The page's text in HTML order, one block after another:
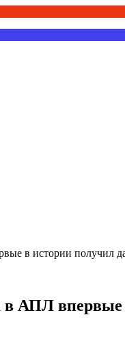
в истории получил
в АПЛ